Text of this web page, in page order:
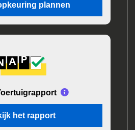
plannen
het rapport